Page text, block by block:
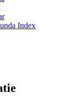
Index